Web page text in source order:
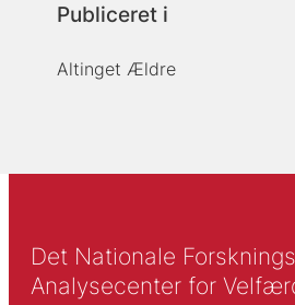
Publiceret i
Altinget Ældre
Det Nationale
Analysecenter for